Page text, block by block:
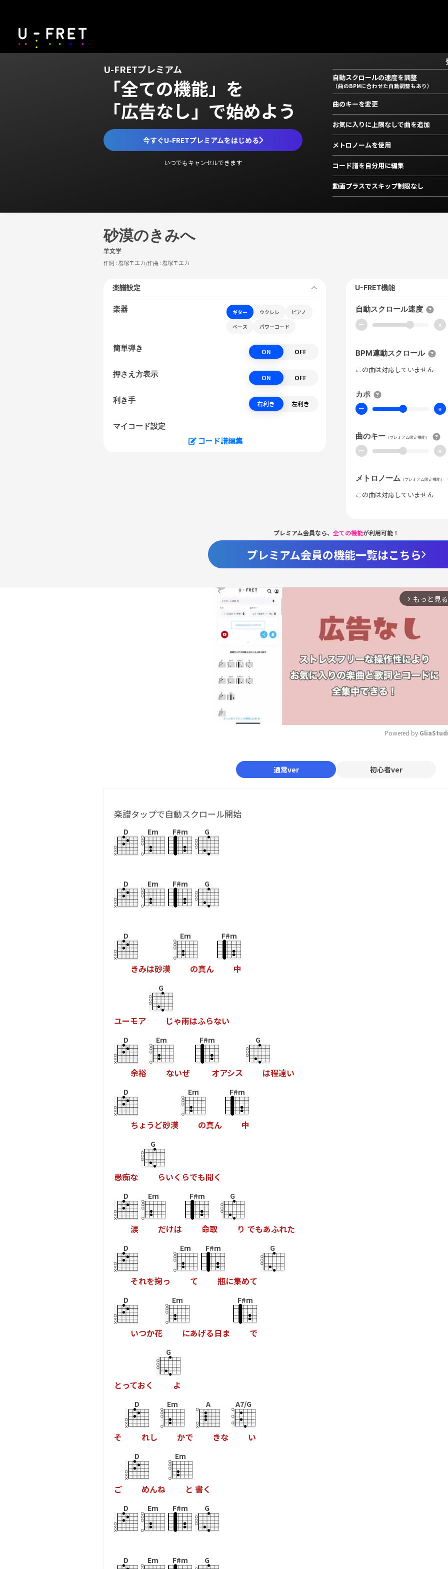
U-FRETプレミアム
「全ての機能」を
「広告なし」で始めよう
今すぐU-FRETプレミアムをはじめる
いつでもキャンセルできます
自動スクロールの速度を調整
（曲のBPMに合わせた自動調整もあり）
曲のキーを変更
お気に入りに上限なしで曲を追加
メトロノームを使用
コード譜を自分用に編集
動画プラスでスキップ制限なし
砂漠のきみへ
羊文学
作詞 :塩塚モエカ/作曲 :塩塚モエカ
楽譜設定
楽器 ギター ウクレレ
ピアノ
ベース
パワーコード
簡単弾き ON OFF
押さえ方表示 ON OFF
利き手 右利き 左利き
マイコード設定
コード譜編集
U-FRET機能
自動スクロール速度
ー +
BPM連動スクロール
この曲は対応していません
カポ
ー +
曲のキー （プレミアム限定機能）
ー +
メトロノーム （プレミアム限定機能）
この曲は対応していません
プレミアム会員なら、 全ての機能が利用可能！
プレミアム会員の機能一覧はこちら
arrow_forward_ios もっと見る
Powered by
通常ver 初心者ver
楽譜タップで自動スクロール開始
D Em F#m G
D Em F#m G
D
きみは砂漠
Em
の真ん
F#m
中
ユーモア
G
じゃ雨はふらない
D
余裕
Em
ないぜ
F#m
オアシス
G
は程遠い
D
ちょ う ど砂漠
Em
の真ん
F#m
中
愚痴な
G
らいく らでも聞く
D
涙
Em
だけは
F#m
命取
G
り でもあふれた
D
それを掬っ
Em
て
F#m
瓶に集めて
G
D
いつか花
Em
にあげる日 ま
F#m
で
とっておく
G
よ
そ
D
れし
Em
かで
A
きな
A7/G
い
ご
D
めんね
Em
と 書く
D Em F#m G
D Em F#m G